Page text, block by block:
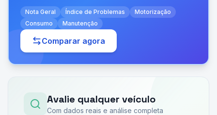
Nota Geral Índice de Problemas
Motorização
Consumo
Manutenção
Comparar agora
Avalie qualquer veículo
Com dados reais e análise completa